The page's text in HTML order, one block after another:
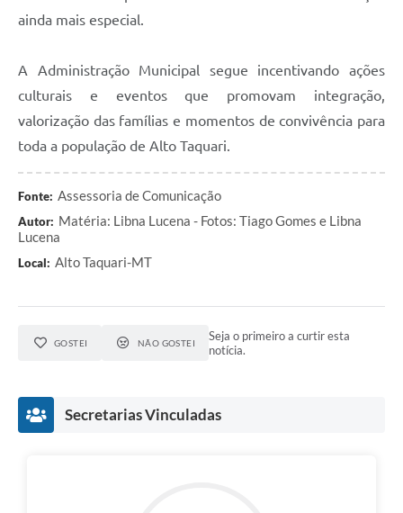
ainda mais especial.
A Administração Municipal segue incentivando ações
culturais e eventos que promovam integração,
valorização das famílias e momentos de convivência para
toda a população de Alto Taquari.
Fonte: Assessoria de Comunicação
Autor: Matéria: Libna Lucena - Fotos: Tiago Gomes e Libna
Lucena
Local: Alto Taquari-MT
GOSTEI NÃO GOSTEI
Seja o primeiro a curtir esta
notícia.
Secretarias Vinculadas